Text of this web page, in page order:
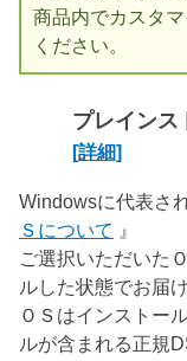
商品内でカスタ
ください。
プレイン
[詳細]
Windowsに代表さ
Ｓについて 』
ご選択いただいた
ルした状態でお届
ＯＳはインストー
ルが含まれる正規